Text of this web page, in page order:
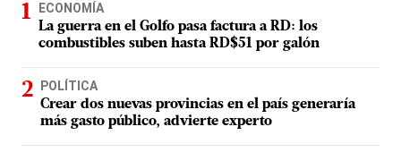
ECONOMÍA
La guerra en el Golfo pasa factura a RD: los
combustibles suben hasta RD$51 por galón
POLÍTICA
Crear dos nuevas provincias en el país generaría
más gasto público, advierte experto